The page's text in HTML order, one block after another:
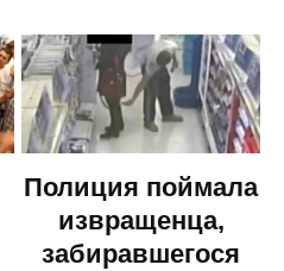
Полиция поймала
извращенца,
забиравшегося